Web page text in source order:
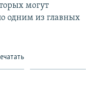
могут
одним из главных